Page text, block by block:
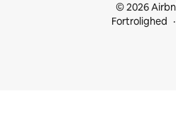
© 2026
Fortrolighed